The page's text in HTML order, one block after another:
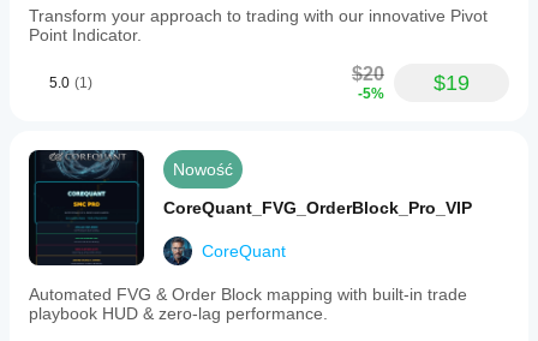
timer
in
without
it
offers
pattern
recognition
capabilities
identify
the
London
Transform your approach to trading with our innovative Pivot
Point Indicator.
5.0 (1) $20
-5% $19
Nowość
CoreQuant_FVG_OrderBlock_Pro_VIP
CoreQuant
Automated FVG & Order Block mapping with built-in trade
playbook HUD & zero-lag performance.